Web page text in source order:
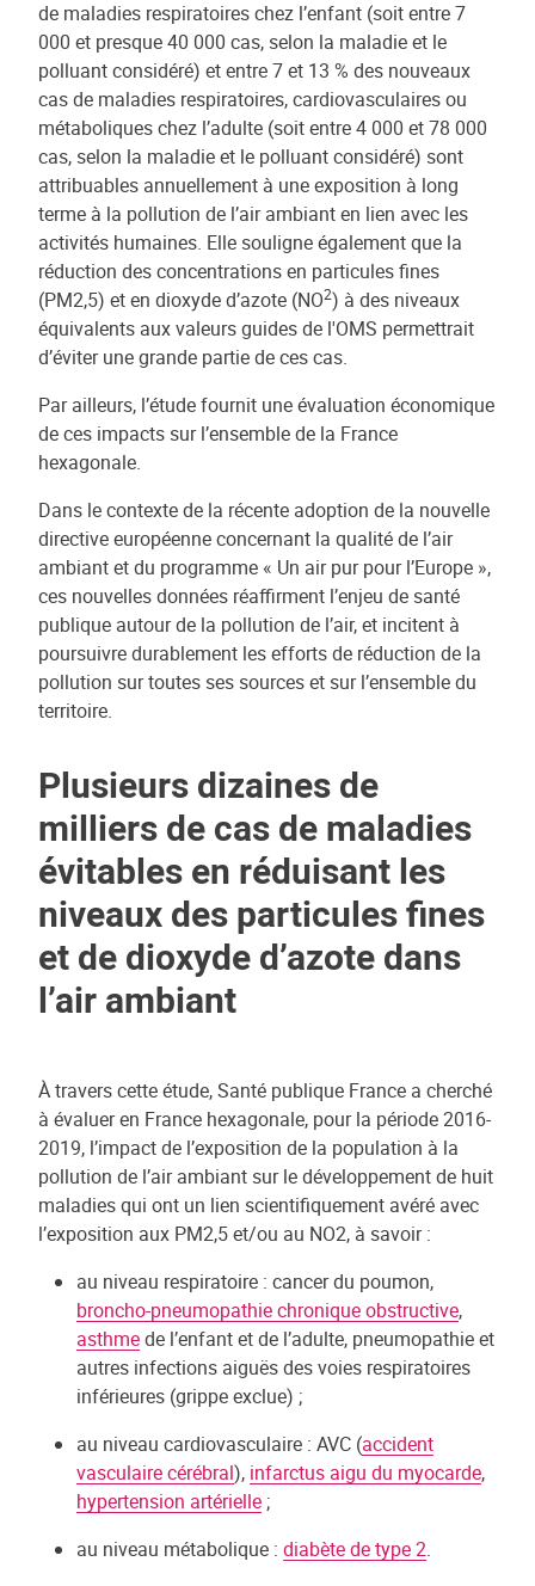
de maladies respiratoires chez l’enfant (soit entre 7
000 et presque 40 000 cas, selon la maladie et le
polluant considéré) et entre 7 et 13 % des nouveaux
cas de maladies respiratoires, cardiovasculaires ou
métaboliques chez l’adulte (soit entre 4 000 et 78 000
cas, selon la maladie et le polluant considéré) sont
attribuables annuellement à une exposition à long
terme à la pollution de l’air ambiant en lien avec les
activités humaines. Elle souligne également que la
réduction des concentrations en particules fines
(PM2,5) et en dioxyde d’azote (NO2) à des niveaux
équivalents aux valeurs guides de l'OMS permettrait
d’éviter une grande partie de ces cas.
Par ailleurs, l’étude fournit une évaluation économique
de ces impacts sur l’ensemble de la France
hexagonale.
Dans le contexte de la récente adoption de la nouvelle
directive européenne concernant la qualité de l’air
ambiant et du programme « Un air pur pour l’Europe »,
ces nouvelles données réaffirment l’enjeu de santé
publique autour de la pollution de l’air, et incitent à
poursuivre durablement les efforts de réduction de la
pollution sur toutes ses sources et sur l’ensemble du
territoire.
Plusieurs dizaines de
milliers de cas de maladies
évitables en réduisant les
niveaux des particules fines
et de dioxyde d’azote dans
l’air ambiant
À travers cette étude, Santé publique France a cherché
à évaluer en France hexagonale, pour la période 2016-
2019, l’impact de l’exposition de la population à la
pollution de l’air ambiant sur le développement de huit
maladies qui ont un lien scientifiquement avéré avec
l’exposition aux PM2,5 et/ou au NO2, à savoir :
au niveau respiratoire : cancer du poumon,
broncho-pneumopathie chronique obstructive,
asthmede l’enfant et de l’adulte, pneumopathie et
autres infections aiguës des voies respiratoires
inférieures (grippe exclue) ;
au niveau cardiovasculaire : AVC (accident
vasculaire cérébral), infarctus aigu du myocarde,
hypertension artérielle ;
au niveau métabolique : diabète de type 2.